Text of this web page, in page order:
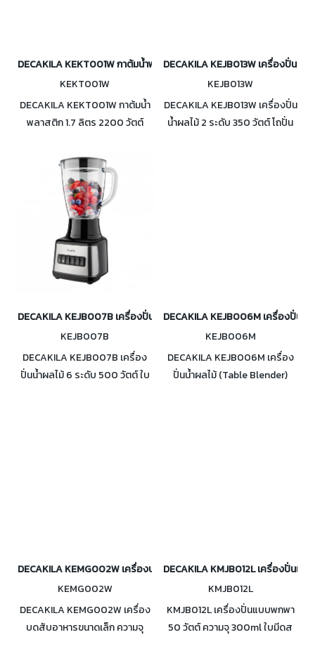
DECAKILA KEKT001W กาต้มน้ำพลาสติก 1.7 ลิตร 2200 วัตต์
KEKT001W
DECAKILA KEKT001W กาต้มน้ำ
พลาสติก 1.7 ลิตร 2200 วัตต์
อัตโนมัติ ตัวเครื่องบอกระดับ
ชัดเจน
DECAKILA KEJB013W เครื่องปั่นน้
KEJB013W
DECAKILA KEJB013W เครื่องปั่น
น้ำผลไม้ 2 ระดับ 350 วัตต์ โถปั่น
DECAKILA KEJB007B เครื่องปั่นน้ำผลไม้ 6 ระดับ 500 วัตต์
KEJB007B
DECAKILA KEJB007B เครื่อง
ปั่นน้ำผลไม้ 6 ระดับ 500 วัตต์ ใบ
DECAKILA KEJB006M เครื่องปั่นน้
KEJB006M
DECAKILA KEJB006M เครื่อง
ปั่นน้ำผลไม้ (Table Blender)
DECAKILA KEMG002W เครื่องบดสับอาหารขนาดเล็ก 70 วัตต์
KEMG002W
DECAKILA KEMG002W เครื่อง
บดสับอาหารขนาดเล็ก ความจุ
DECAKILA KMJB012L เครื่องปั่นแ
KMJB012L
KMJB012L เครื่องปั่นแบบพกพา
50 วัตต์ ความจุ 300ml ใบมีดส